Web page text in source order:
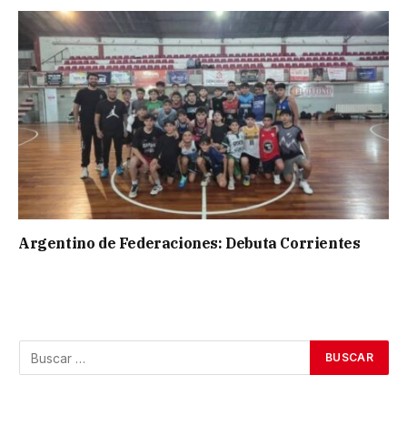
Argentino de Federaciones: Debuta Corrientes